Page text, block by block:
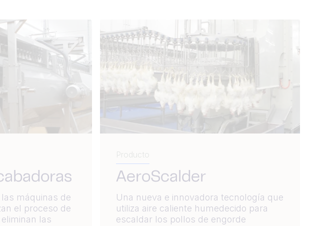
máquinas de
el proceso de
las
Producto
AeroScalder
Una nueva e innovadora tecnología que
utiliza aire caliente humedecido para
escaldar los pollos de engorde